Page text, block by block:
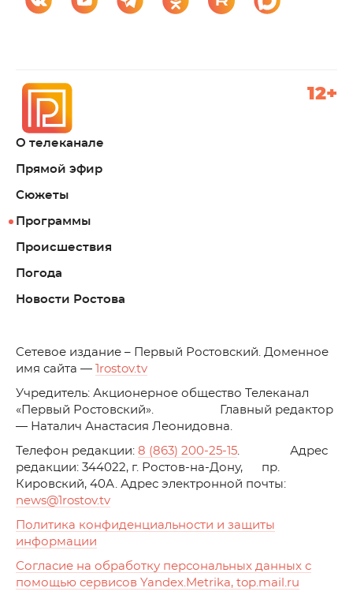
О телеканале
Прямой эфир
Сюжеты
Программы
Происшествия
Погода
Новости Ростова
12+
Cетевое издание – Первый Ростовский. Доменное
имя сайта —
1rostov.tv
Учредитель: Акционерное общество Телеканал
«Первый Ростовский». Главный редактор
— Наталич Анастасия Леонидовна.
Телефон редакции: 8 (863) 200-25-15. Адрес
редакции: 344022, г. Ростов-на-Дону, пр.
Кировский, 40А. Адрес электронной почты:
news@1rostov.tv
Политика конфиденциальности и защиты
информации
Согласие на обработку персональных данных с
помощью сервисов Yandex.Metrika, top.mail.ru